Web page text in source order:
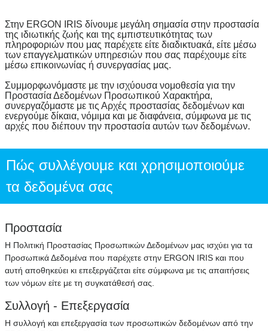
Στην ERGON IRIS δίνουμε μεγάλη σημασία στην προστασία
της ιδιωτικής ζωής και της εμπιστευτικότητας των
πληροφοριών που μας παρέχετε είτε διαδικτυακά, είτε μέσω
των επαγγελματικών υπηρεσιών που σας παρέχουμε είτε
μέσω επικοινωνίας ή συνεργασίας μας.
Συμμορφωνόμαστε με την ισχύουσα νομοθεσία για την
Προστασία Δεδομένων Προσωπικού Χαρακτήρα,
συνεργαζόμαστε με τις Αρχές προστασίας δεδομένων και
ενεργούμε δίκαια, νόμιμα και με διαφάνεια, σύμφωνα με τις
αρχές που διέπουν την προστασία αυτών των δεδομένων.
Πώς συλλέγουμε και χρησιμοποιούμε
τα δεδομένα σας
Προστασία
Η Πολιτική Προστασίας Προσωπικών Δεδομένων μας ισχύει για τα
Προσωπικά Δεδομένα που παρέχετε στην ERGON IRIS και που
αυτή αποθηκεύει κι επεξεργάζεται είτε σύμφωνα με τις απαιτήσεις
των νόμων είτε με τη συγκατάθεσή σας.
Συλλογή - Επεξεργασία
Η συλλογή και επεξεργασία των προσωπικών δεδομένων από την